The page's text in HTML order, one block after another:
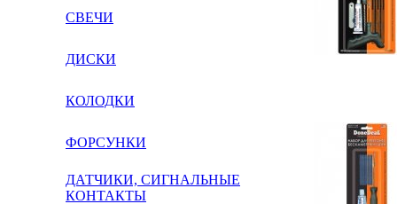
СВЕЧИ
ДИСКИ
КОЛОДКИ
ФОРСУНКИ
ДАТЧИКИ, СИГНАЛЬНЫЕ
КОНТАКТЫ